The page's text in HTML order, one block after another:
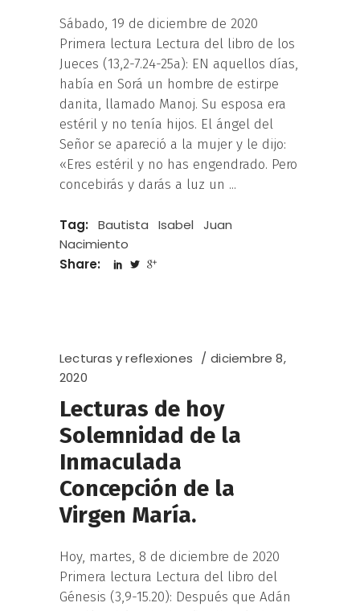
Sábado, 19 de diciembre de 2020
Primera lectura Lectura del libro de los
Jueces (13,2-7.24-25a): EN aquellos días,
había en Sorá un hombre de estirpe
danita, llamado Manoj. Su esposa era
estéril y no tenía hijos. El ángel del
Señor se apareció a la mujer y le dijo:
«Eres estéril y no has engendrado. Pero
concebirás y darás a luz un
Tag: Bautista Isabel
Juan
Nacimiento
Share:
Lecturas y reflexiones
diciembre 8,
2020
Lecturas de hoy
Solemnidad de la
Inmaculada
Concepción de la
Virgen María.
Hoy, martes, 8 de diciembre de 2020
Primera lectura Lectura del libro del
Génesis (3,9-15.20): Después que Adán